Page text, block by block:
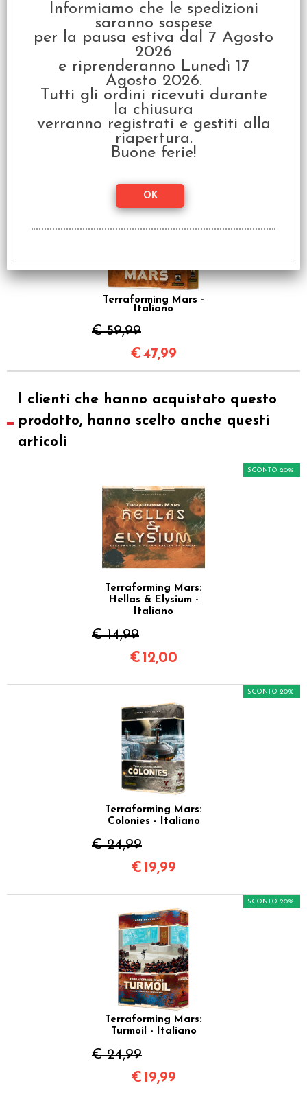
Terraforming Mars Big
Box - Carte Promo
€ 14,99
€12,00
Terraforming Mars -
Italiano
€ 59,99
€47,99
I clienti che hanno acquistato questo
prodotto, hanno scelto anche questi
articoli
Terraforming Mars:
Hellas & Elysium -
Italiano
€ 14,99
SCONTO 20%
€ 12,00
Terraforming Mars:
Colonies - Italiano
€ 24,99
SCONTO 20%
€ 19,99
Terraforming Mars:
Turmoil - Italiano
€ 24,99
SCONTO 20%
€ 19,99
Informiamo che le spedizioni
saranno sospese
per la pausa estiva dal 7 Agosto
2026
e riprenderanno Lunedì 17
Agosto 2026.
Tutti gli ordini ricevuti durante
la chiusura
verranno registrati e gestiti alla
riapertura.
Buone ferie!